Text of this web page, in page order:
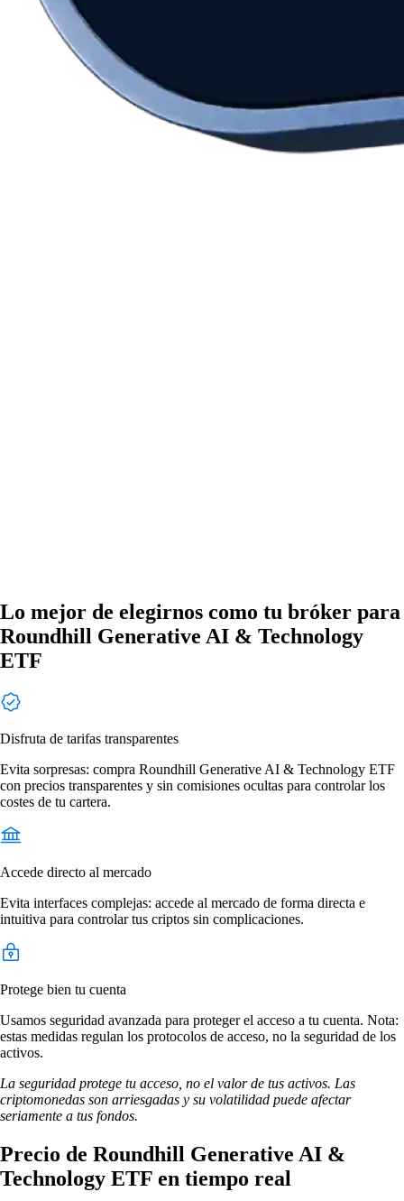
Lo mejor de elegirnos como tu bróker para
Roundhill Generative AI & Technology
ETF
Disfruta de tarifas transparentes
Evita sorpresas: compra Roundhill Generative AI & Technology ETF
con precios transparentes y sin comisiones ocultas para controlar los
costes de tu cartera.
Accede directo al mercado
Evita interfaces complejas: accede al mercado de forma directa e
intuitiva para controlar tus criptos sin complicaciones.
Protege bien tu cuenta
Usamos seguridad avanzada para proteger el acceso a tu cuenta. Nota:
estas medidas regulan los protocolos de acceso, no la seguridad de los
activos.
La seguridad protege tu acceso, no el valor de tus activos. Las
criptomonedas son arriesgadas y su volatilidad puede afectar
seriamente a tus fondos.
Precio de Roundhill Generative AI &
Technology ETF en tiempo real